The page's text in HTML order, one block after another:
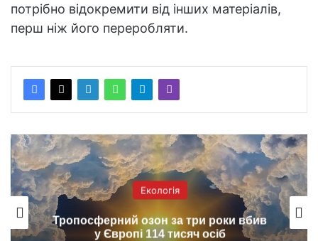
потрібно відокремити від інших матеріалів,
перш ніж його переробляти.
Екологія
Тропосферний озон за три роки вбив
у Європі 114 тисяч осіб